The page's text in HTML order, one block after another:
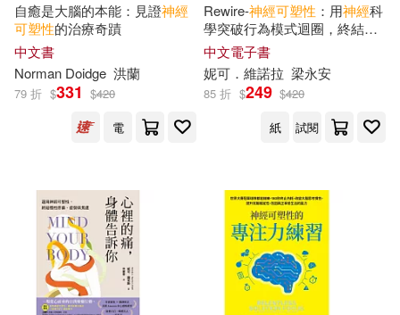
自癒是大腦的本能：見證神經
可塑性的治療奇蹟
中文書
Norman Doidge 洪蘭
79 折 $331 $420
電
Rewire-神經可塑性 ：用神經科
學突破行為模式迴圈，終結焦
慮、恐慌和憂鬱，實現最佳的
心理健康 (電子書)
中文電子書
妮可．維諾拉 梁永安
85 折 $249 $420
紙
試閱